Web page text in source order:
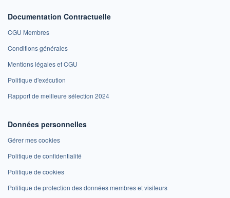
Documentation Contractuelle
CGU Membres
Conditions générales
Mentions légales et CGU
Politique d'exécution
Rapport de meilleure sélection 2024
Données personnelles
Gérer mes cookies
Politique de confidentialité
Politique de cookies
Politique de protection des données membres et visiteurs